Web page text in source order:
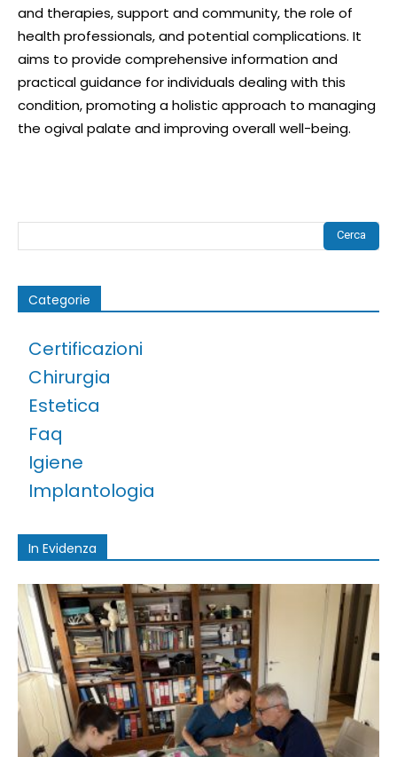
and therapies, support and community, the role of
health professionals, and potential complications. It
aims to provide comprehensive information and
practical guidance for individuals dealing with this
condition, promoting a holistic approach to managing
the ogival palate and improving overall well-being.
Cerca
Categorie
Certificazioni
Chirurgia
Estetica
Faq
Igiene
Implantologia
In Evidenza